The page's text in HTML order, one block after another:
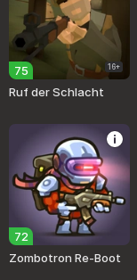
75 16+
Ruf der Schlacht
72
Zombotron Re-Boot